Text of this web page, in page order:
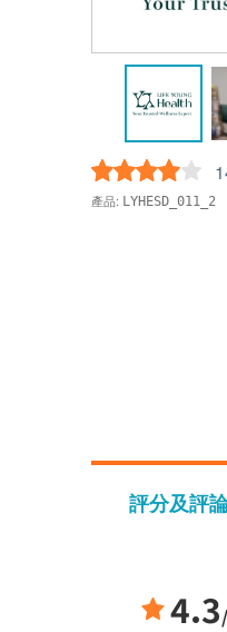
產品: LYHESD_011_2
評分及評
4.3